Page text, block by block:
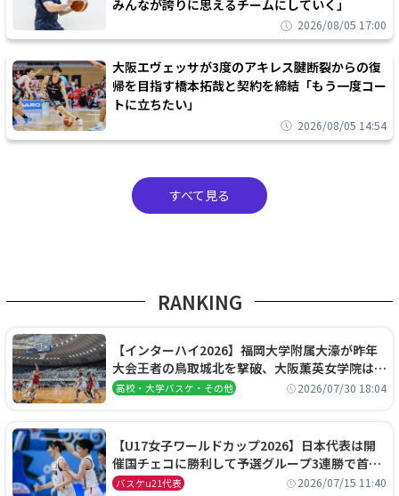
みんなが誇りに思えるチームにしていく」
2026/08/05 17:00
大阪エヴェッサが3度のアキレス腱断裂からの復
帰を目指す橋本拓哉と契約を締結「もう一度コー
トに立ちたい」
2026/08/05 14:54
すべて見る
RANKING
【インターハイ2026】福岡大学附属大濠が昨年
大会王者の鳥取城北を撃破、大阪薫英女学院は岐
阜女子に完勝、大会3日目試合結果
高校・大学バスケ・その他 2026/07/30 18:04
【U17女子ワールドカップ2026】日本代表は開
催国チェコに勝利して予選グループ3連勝で首位
通過！準々決勝の相手はエジプトに決定
バスケu21代表 2026/07/15 11:40